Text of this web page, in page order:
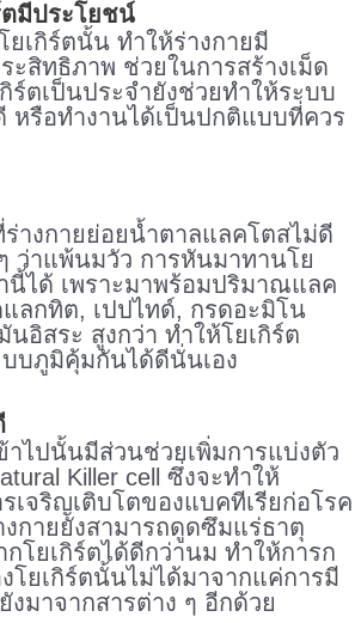
มีประโยชน์
เกิร์ตนั้น ทำให้ร่างกายมี
สิทธิภาพ ช่วยในการสร้างเม็ด
ร์ตเป็นประจำยังช่วยทำให้ระบบ
หรือทำงานได้เป็นปกติแบบที่ควร
างกายย่อยน้ำตาลแลคโตสไม่ดี
ว่าแพ้นมวัว การหันมาทานโย
นี้ได้ เพราะมาพร้อมปริมาณแลค
ลกทิต, เปปไทด์, กรดอะมิโน
อิสระ สูงกว่า ทำให้โยเกิร์ต
บภูมิคุ้มกันได้ดีนั่นเอง
าไปนั้นมีส่วนช่วยเพิ่มการแบ่งตัว
Killer cell ซึ่งจะทำให้
เจริญเติบโตของแบคทีเรียก่อโรค
งกายยังสามารถดูดซึมแร่ธาตุ
โยเกิร์ตได้ดีกว่านม ทำให้การก
ยเกิร์ตนั้นไม่ได้มาจากแค่การมี
มาจากสารต่าง ๆ อีกด้วย